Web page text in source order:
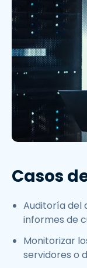
Casos
Auditoría del
informes de
Monitorizar
servidores o